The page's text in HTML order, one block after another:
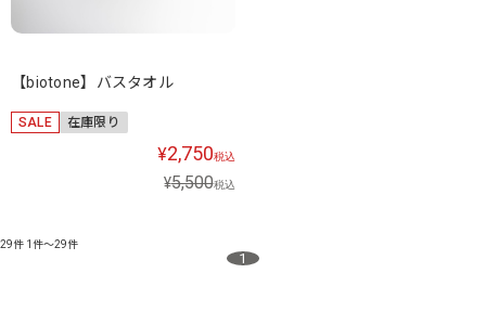
【biotone】バスタオル
SALE 在庫限り
¥2,750税込
¥5,500税込
29件 1件～29件
1